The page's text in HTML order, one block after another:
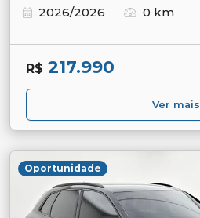
2026/2026
0 km
R$ 217.990
Ver mais
Oportunidade